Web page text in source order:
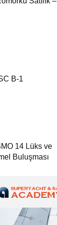
B-1
14 Lüks ve
Buluşması